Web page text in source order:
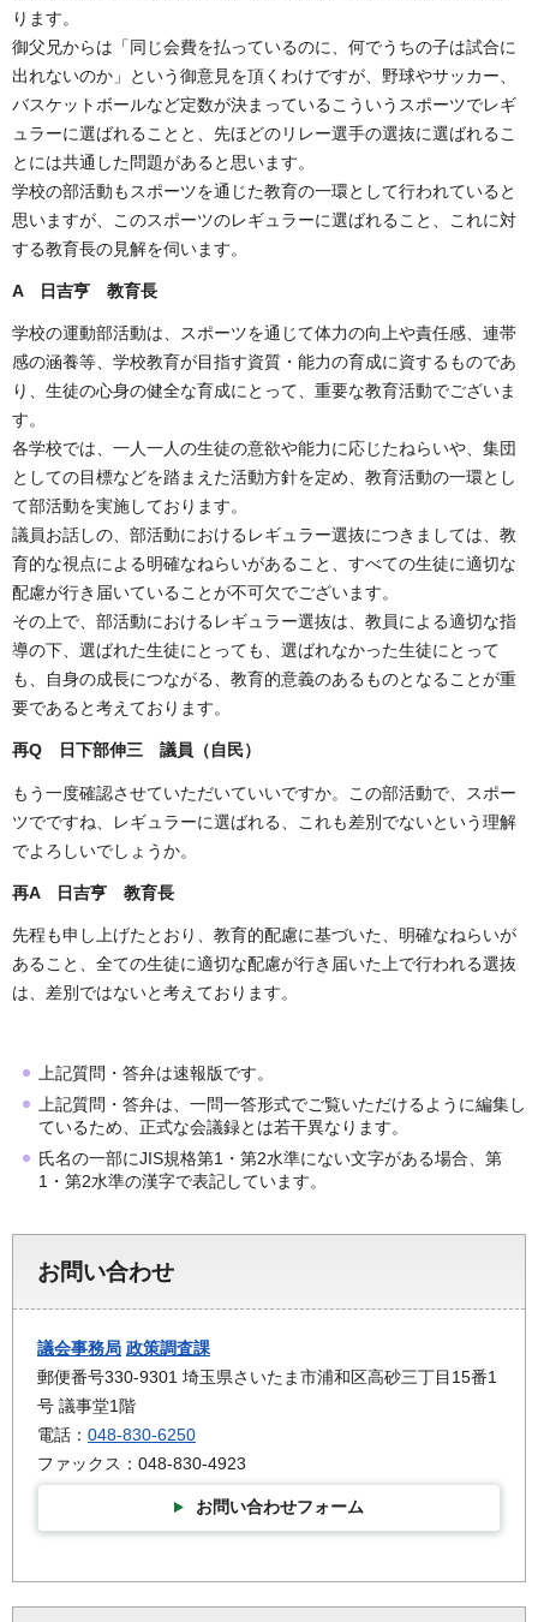
ります。
御父兄からは「同じ会費を払っているのに、何でうちの子は試合に
出れないのか」という御意見を頂くわけですが、野球やサッカー、
バスケットボールなど定数が決まっているこういうスポーツでレギ
ュラーに選ばれることと、先ほどのリレー選手の選抜に選ばれるこ
とには共通した問題があると思います。
学校の部活動もスポーツを通じた教育の一環として行われていると
思いますが、このスポーツのレギュラーに選ばれること、これに対
する教育長の見解を伺います。
A 日吉亨 教育長
学校の運動部活動は、スポーツを通じて体力の向上や責任感、連帯
感の涵養等、学校教育が目指す資質・能力の育成に資するものであ
り、生徒の心身の健全な育成にとって、重要な教育活動でございま
す。
各学校では、一人一人の生徒の意欲や能力に応じたねらいや、集団
としての目標などを踏まえた活動方針を定め、教育活動の一環とし
て部活動を実施しております。
議員お話しの、部活動におけるレギュラー選抜につきましては、教
育的な視点による明確なねらいがあること、すべての生徒に適切な
配慮が行き届いていることが不可欠でございます。
その上で、部活動におけるレギュラー選抜は、教員による適切な指
導の下、選ばれた生徒にとっても、選ばれなかった生徒にとって
も、自身の成長につながる、教育的意義のあるものとなることが重
要であると考えております。
再Q 日下部伸三 議員（自民）
もう一度確認させていただいていいですか。この部活動で、スポー
ツでですね、レギュラーに選ばれる、これも差別でないという理解
でよろしいでしょうか。
再A 日吉亨 教育長
先程も申し上げたとおり、教育的配慮に基づいた、明確なねらいが
あること、全ての生徒に適切な配慮が行き届いた上で行われる選抜
は、差別ではないと考えております。
上記質問・答弁は速報版です。
上記質問・答弁は、一問一答形式でご覧いただけるように編集し
ているため、正式な会議録とは若干異なります。
氏名の一部にJIS規格第1・第2水準にない文字がある場合、第
1・第2水準の漢字で表記しています。
お問い合わせ
議会事務局 政策調査課
郵便番号330-9301 埼玉県さいたま市浦和区高砂三丁目15番1
号 議事堂1階
電話： 048-830-6250
ファックス：048-830-4923
お問い合わせフォーム